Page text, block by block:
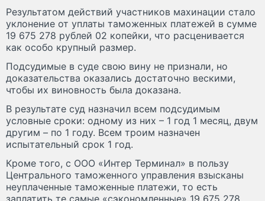
Результатом действий участников махинации стало
уклонение от уплаты таможенных платежей в сумме
19 675 278 рублей 02 копейки, что расценивается
как особо крупный размер.
Подсудимые в суде свою вину не признали, но
доказательства оказались достаточно вескими,
чтобы их виновность была доказана.
В результате суд назначил всем подсудимым
условные сроки: одному из них – 1 год 1 месяц, двум
другим – по 1 году. Всем троим назначен
испытательный срок 1 год.
Кроме того, с ООО «Интер Терминал» в пользу
Центрального таможенного управления взысканы
неуплаченные таможенные платежи, то есть